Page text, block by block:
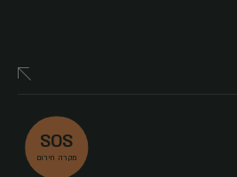
SOS
מקרה חירום